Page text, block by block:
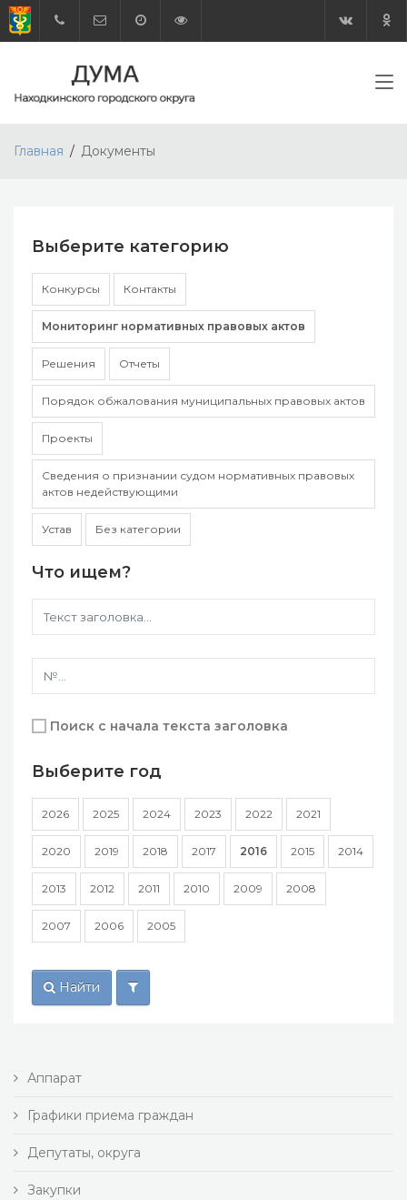
Главная Документы
Выберите категорию
Конкурсы Контакты
Мониторинг нормативных правовых актов
Решения Отчеты
Порядок обжалования муниципальных правовых актов
Проекты
Сведения о признании судом нормативных правовых
актов недействующими
Устав Без категории
Что ищем?
Поиск с начала текста заголовка
Выберите год
2026 2025 2024 2023 2022 2021
2020 2019 2018 2017 2016 2015 2014
2013 2012 2011 2010 2009 2008
2007 2006 2005
Найти
Аппарат
Графики приема граждан
Депутаты, округа
Закупки